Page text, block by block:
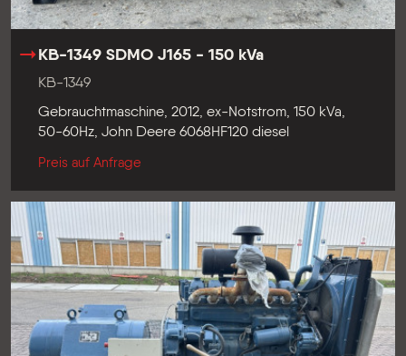
KB-1349 SDMO J165 - 150 kVa
KB-1349
Gebrauchtmaschine, 2012, ex-Notstrom, 150 kVa,
50-60Hz, John Deere 6068HF120 diesel
Preis auf Anfrage